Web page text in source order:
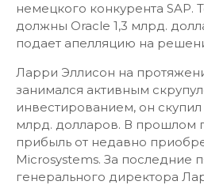
немецкого конкурента SAP.
должны Oracle 1,3 млрд.
подает апелляцию на
Ларри Эллисон на
занимался активным
инвестированием, он
млрд. долларов. В прошлом
прибыль от недавно
Microsystems. За последние
генерального директора